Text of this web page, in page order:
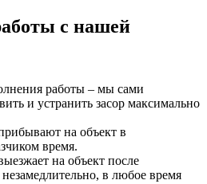
с нашей
работы – мы сами
и устранить засор максимально
на объект в
время.
на объект после
в любое время